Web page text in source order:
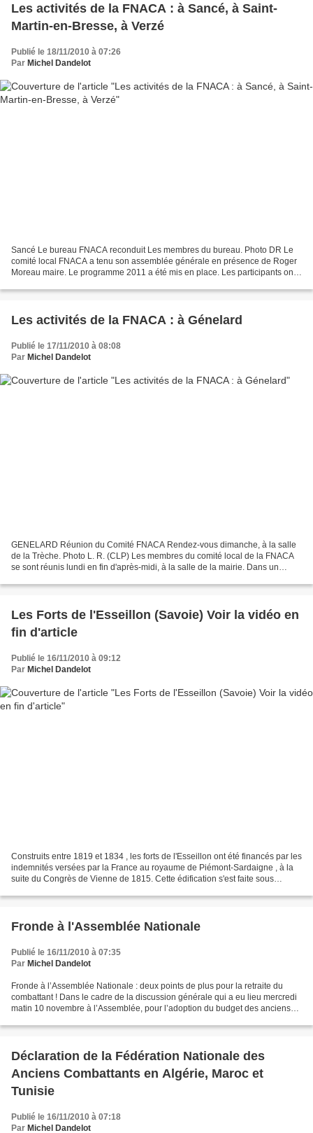
Les activités de la FNACA : à Sancé, à Saint-
Martin-en-Bresse, à Verzé
Publié le 18/11/2010 à 07:26
Par Michel Dandelot
Sancé Le bureau FNACA reconduit Les membres du bureau. Photo DR Le
comité local FNACA a tenu son assemblée générale en présence de Roger
Moreau maire. Le programme 2011 a été mis en place. Les participants ont
Les activités de la FNACA : à Génelard
Publié le 17/11/2010 à 08:08
Par Michel Dandelot
GENELARD Réunion du Comité FNACA Rendez-vous dimanche, à la salle
de la Trèche. Photo L. R. (CLP) Les membres du comité local de la FNACA
se sont réunis lundi en fin d'après-midi, à la salle de la mairie. Dans un
Les Forts de l'Esseillon (Savoie) Voir la vidéo en
fin d'article
Publié le 16/11/2010 à 09:12
Par Michel Dandelot
Construits entre 1819 et 1834 , les forts de l'Esseillon ont été financés par les
indemnités versées par la France au royaume de Piémont-Sardaigne , à la
suite du Congrès de Vienne de 1815. Cette édification s'est faite sous
Fronde à l'Assemblée Nationale
Publié le 16/11/2010 à 07:35
Par Michel Dandelot
Fronde à l’Assemblée Nationale : deux points de plus pour la retraite du
combattant ! Dans le cadre de la discussion générale qui a eu lieu mercredi
matin 10 novembre à l’Assemblée, pour l’adoption du budget des anciens
Déclaration de la Fédération Nationale des
Anciens Combattants en Algérie, Maroc et
Tunisie
Publié le 16/11/2010 à 07:18
Par Michel Dandelot